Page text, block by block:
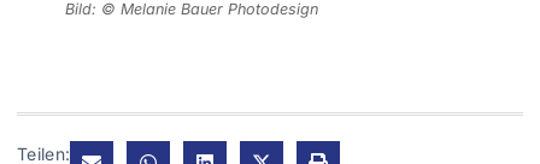
Bild: © Melanie Bauer Photodesign
Teilen: